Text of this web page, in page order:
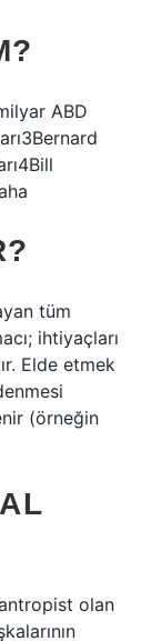
ABD
tüm
ihtiyaçları
Elde etmek
(örneğin
olan